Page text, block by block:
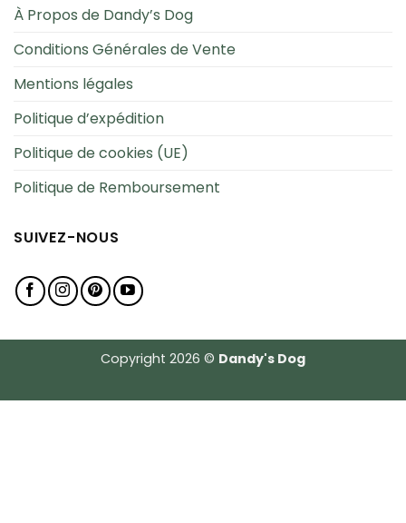
À Propos de Dandy’s Dog
Conditions Générales de Vente
Mentions légales
Politique d’expédition
Politique de cookies (UE)
Politique de Remboursement
SUIVEZ-NOUS
Copyright 2026 © Dandy's Dog